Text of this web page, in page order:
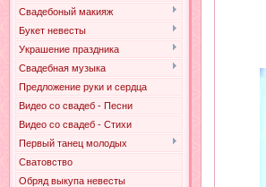
Свадебоный макияж
Букет невесты
Украшение праздника
Свадебная музыка
Предложение руки и сердца
Видео со свадеб - Песни
Видео со свадеб - Стихи
Первый танец молодых
Сватовство
Обряд выкупа невесты